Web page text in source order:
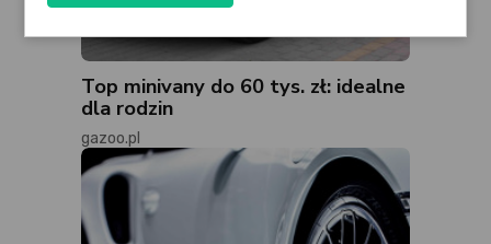
Top minivany do 60 tys. zł: idealne
dla rodzin
gazoo.pl